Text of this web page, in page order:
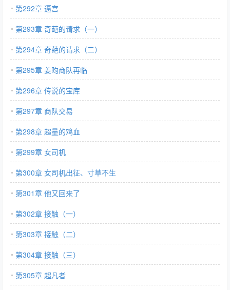
第292章 逼宫
第293章 奇葩的请求（一）
第294章 奇葩的请求（二）
第295章 姜昀商队再临
第296章 传说的宝库
第297章 商队交易
第298章 超量的鸡血
第299章 女司机
第300章 女司机出征、寸草不生
第301章 他又回来了
第302章 接触（一）
第303章 接触（二）
第304章 接触（三）
第305章 超凡者